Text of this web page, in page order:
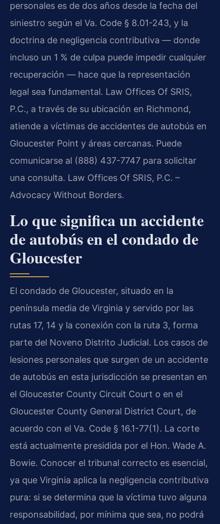
personales es de dos años desde la fecha del
siniestro según el Va. Code § 8.01-243, y la
doctrina de negligencia contributiva — donde
incluso un 1 % de culpa puede impedir cualquier
recuperación — hace que la representación
legal sea fundamental. Law Offices Of SRIS,
P.C., a través de su ubicación en Richmond,
atiende a víctimas de accidentes de autobús en
Gloucester Point y áreas cercanas. Puede
comunicarse al (888) 437-7747 para solicitar
una consulta. Law Offices Of SRIS, P.C. –
Advocacy Without Borders.
Lo que significa un accidente
de autobús en el condado de
Gloucester
El condado de Gloucester, situado en la
península media de Virginia y servido por las
rutas 17, 14 y la conexión con la ruta 3, forma
parte del Noveno Distrito Judicial. Los casos de
lesiones personales que surgen de un accidente
de autobús en esta jurisdicción se presentan en
el Gloucester County Circuit Court o en el
Gloucester County General District Court, de
acuerdo con el Va. Code § 16.1-77(1). La corte
está actualmente presidida por el Hon. Wade A.
Bowie. Conocer el tribunal correcto es esencial,
ya que Virginia aplica la negligencia contributiva
pura: si se determina que la víctima tuvo alguna
responsabilidad, por mínima que sea, no podrá